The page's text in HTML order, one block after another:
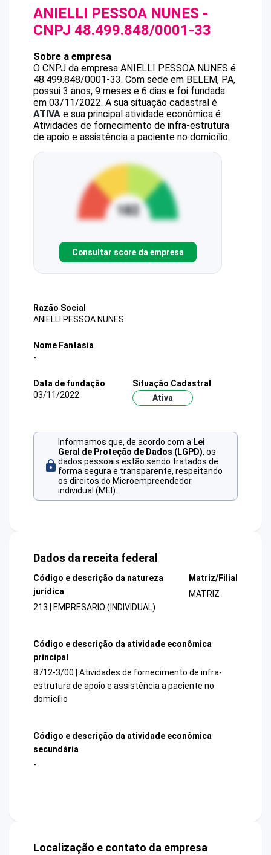
ANIELLI PESSOA NUNES -
CNPJ 48.499.848/0001-33
Sobre a empresa
O CNPJ da empresa ANIELLI PESSOA NUNES é
48.499.848/0001-33. Com sede em BELEM, PA,
possui 3 anos, 9 meses e 6 dias e foi fundada
em 03/11/2022. A sua situação cadastral é
ATIVA e sua principal atividade econômica é
Atividades de fornecimento de infra-estrutura
de apoio e assistência a paciente no domicílio.
Consultar score da empresa
Razão Social
ANIELLI PESSOA NUNES
Nome Fantasia
-
Data de fundação
03/11/2022
Situação Cadastral
Ativa
Informamos que, de acordo com a Lei
Geral de Proteção de Dados (LGPD), os
dados pessoais estão sendo tratados de
forma segura e transparente, respeitando
os direitos do Microempreendedor
individual (MEI).
Dados da receita federal
Código e descrição da natureza
jurídica
213 | EMPRESARIO (INDIVIDUAL)
Matriz/Filial
MATRIZ
Código e descrição da atividade econômica
principal
8712-3/00 | Atividades de fornecimento de infra-
estrutura de apoio e assistência a paciente no
domicílio
Código e descrição da atividade econômica
secundária
-
Localização e contato da empresa